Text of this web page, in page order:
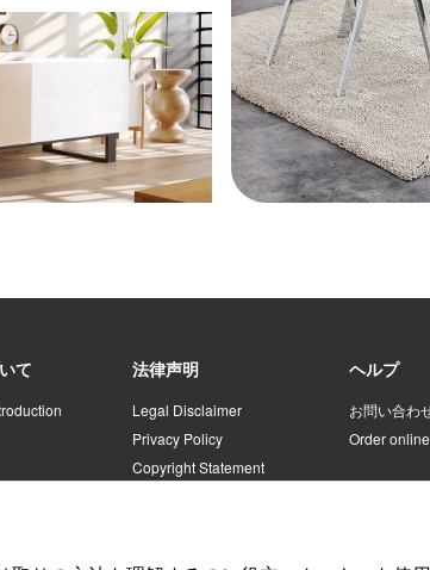
て 法律声明
Legal Disclaimer
Privacy Policy
Copyright Statement
ヘルプ
お問い合わ
Order online